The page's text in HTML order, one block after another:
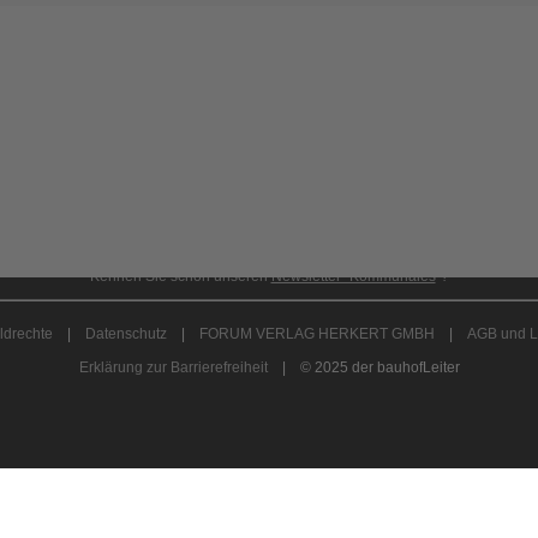
Kennen Sie schon unserenNewsletter "Kommunales"?
Datenschutz FORUM VERLAG HERKERT GMBH
AGB und
Erklärung zur Barrierefreiheit| © 2025 der bauhofLeiter